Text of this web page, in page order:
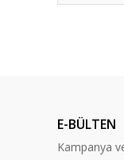
Ürün
E-BÜLTEN
Kampanya